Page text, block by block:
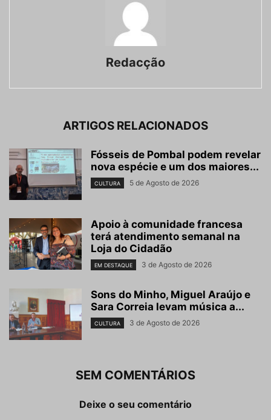
Redacção
ARTIGOS RELACIONADOS
Fósseis de Pombal podem revelar
nova espécie e um dos maiores...
CULTURA 5 de Agosto de 2026
Apoio à comunidade francesa
terá atendimento semanal na
Loja do Cidadão
EM DESTAQUE 3 de Agosto de 2026
Sons do Minho, Miguel Araújo e
Sara Correia levam música a...
CULTURA 3 de Agosto de 2026
SEM COMENTÁRIOS
Deixe o seu comentário